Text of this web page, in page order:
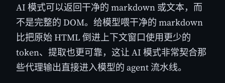
AI 模式可以返回干净的 markdown 或文本，而
不是完整的 DOM。给模型喂干净的 markdown
比把原始 HTML 倒进上下文窗口使用更少的
token、提取也更可靠，这让 AI 模式非常契合那
些代理输出直接进入模型的 agent 流水线。